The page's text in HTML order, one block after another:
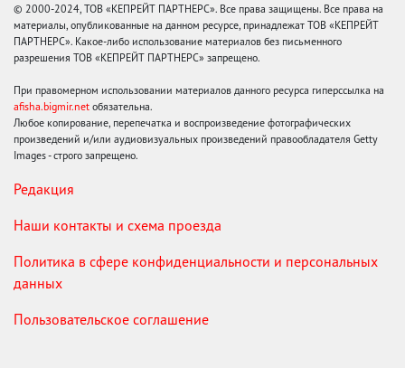
© 2000-2024, ТОВ «КЕПРЕЙТ ПАРТНЕРС». Все права защищены. Все права на
материалы, опубликованные на данном ресурсе, принадлежат ТОВ «КЕПРЕЙТ
ПАРТНЕРС». Какое-либо использование материалов без письменного
разрешения ТОВ «КЕПРЕЙТ ПАРТНЕРС» запрещено.
При правомерном использовании материалов данного ресурса гиперссылка на
afisha.bigmir.net обязательна.
Любое копирование, перепечатка и воспроизведение фотографических
произведений и/или аудиовизуальных произведений правообладателя Getty
Images - строго запрещено.
Редакция
Наши контакты и схема проезда
Политика в сфере конфиденциальности и персональных
данных
Пользовательское соглашение